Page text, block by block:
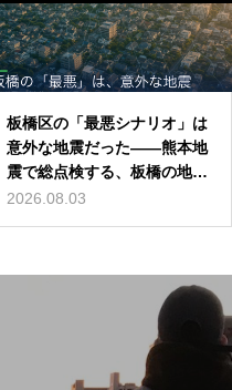
板橋区の「最悪シナリオ」は
意外な地震だった——熊本地
震で総点検する、板橋の地震
リスク
2026.08.03